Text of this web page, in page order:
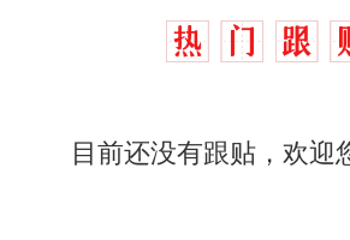
目前还没有跟贴，欢迎